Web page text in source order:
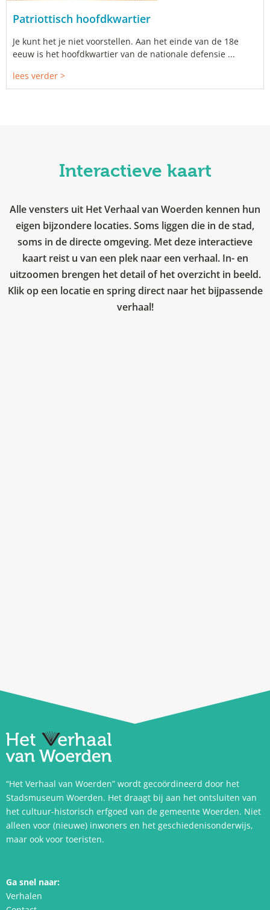
Patriottisch hoofdkwartier
Je kunt het je niet voorstellen. Aan het einde van de 18e
eeuw is het hoofdkwartier van de nationale defensie ...
lees verder >
Interactieve kaart
Alle vensters uit Het Verhaal van Woerden kennen hun
eigen bijzondere locaties. Soms liggen die in de stad,
soms in de directe omgeving. Met deze interactieve
kaart reist u van een plek naar een verhaal. In- en
uitzoomen brengen het detail of het overzicht in beeld.
Klik op een locatie en spring direct naar het bijpassende
verhaal!
“Het Verhaal van Woerden” wordt gecoördineerd door het
Stadsmuseum Woerden. Het draagt bij aan het ontsluiten van
het cultuur-historisch erfgoed van de gemeente Woerden. Niet
alleen voor (nieuwe) inwoners en het geschiedenisonderwijs,
maar ook voor toeristen.
Ga snel naar:
Verhalen